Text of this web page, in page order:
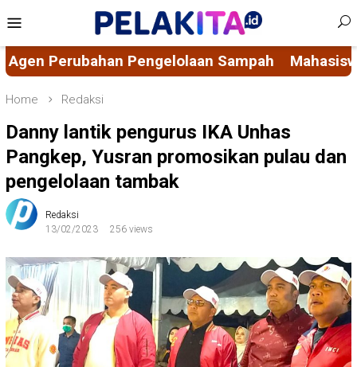
to
content
Menu
Mahasiswa KKN-PK 69 Desa
Home Redaksi
Danny lantik pengurus IKA Unhas
Pangkep, Yusran promosikan pulau dan
pengelolaan tambak
Redaksi
13/02/2023
256 views